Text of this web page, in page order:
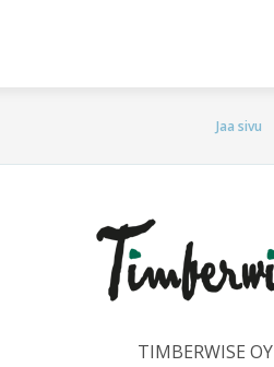
TIMBERWISE OY